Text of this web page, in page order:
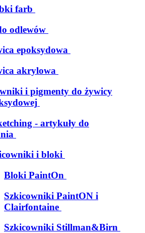
farb
odlewów
epoksydowa
akrylowa
i pigmenty do żywicy
- artykuły do
i bloki
Bloki PaintOn
Szkicowniki PaintON i
Clairfontaine
Szkicowniki Stillman&Birn